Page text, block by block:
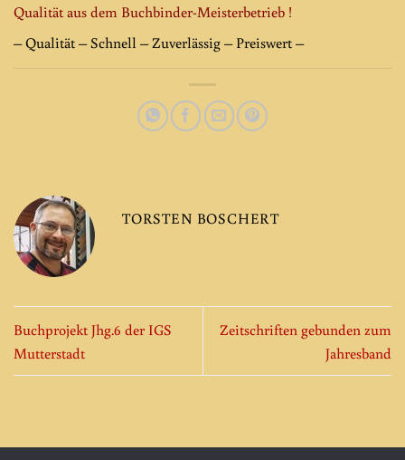
Qualität aus dem Buchbinder-Meisterbetrieb !
– Qualität – Schnell – Zuverlässig – Preiswert –
TORSTEN BOSCHERT
Buchprojekt Jhg.6 der IGS
Mutterstadt
Zeitschriften gebunden zum
Jahresband